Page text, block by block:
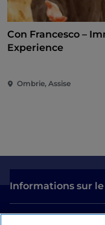
Con Francesco –
Experience
Ombrie, Assise
Informations sur